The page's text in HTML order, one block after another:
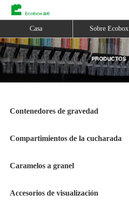
Casa Sobre Ecobox
Contenedores de gravedad
Compartimientos de la cucharada
Caramelos a granel
Accesorios de visualización